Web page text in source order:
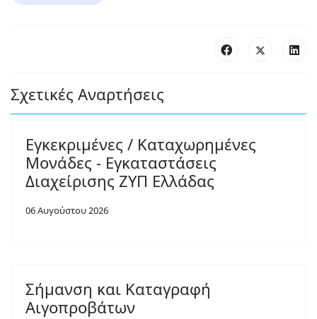
Σχετικές Αναρτήσεις
Εγκεκριμένες / Καταχωρημένες
Μονάδες - Εγκαταστάσεις
Διαχείρισης ΖΥΠ Ελλάδας
06 Αυγούστου 2026
Σήμανση και Καταγραφή
Αιγοπροβάτων